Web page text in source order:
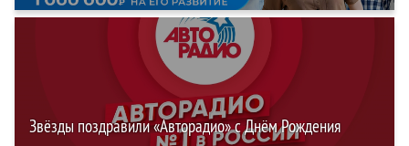
Звёзды поздравили «Авторадио» с Днём Рождения